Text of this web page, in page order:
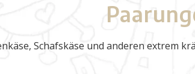
Schafskäse und anderen extrem